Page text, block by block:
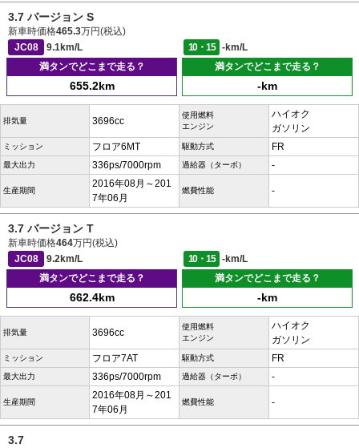
3.7 バージョン S
新車時価格465.3万円(税込)
JC08
9.1km/L 10・15
-km/L
満タンでどこまで走る？
655.2km
満タンでどこまで走る？
-km
排気量 3696cc
使用燃料
エンジン
ハイオク
ガソリン
ミッション フロア6MT 駆動方式 FR
最大出力 336ps/7000rpm 過給器（ターボ） -
生産期間
2016年08月～201
7年06月
燃費性能 -
3.7 バージョン T
新車時価格464万円(税込)
JC08
9.2km/L 10・15
-km/L
満タンでどこまで走る？
662.4km
満タンでどこまで走る？
-km
排気量 3696cc
使用燃料
エンジン
ハイオク
ガソリン
ミッション フロア7AT 駆動方式 FR
最大出力 336ps/7000rpm 過給器（ターボ） -
生産期間
2016年08月～201
7年06月
燃費性能 -
3.7